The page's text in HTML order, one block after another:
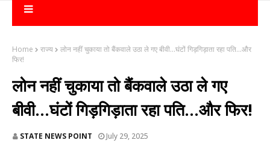
Home राज्य
लोन नहीं चुकाया तो बैंकवाले उठा ले गए बीवी...घंटों गिड़गिड़ाता रहा पति...और
फिर!
लोन नहीं चुकाया तो बैंकवाले उठा ले गए
बीवी...घंटों गिड़गिड़ाता रहा पति...और फिर!
STATE NEWS POINT July 29, 2025